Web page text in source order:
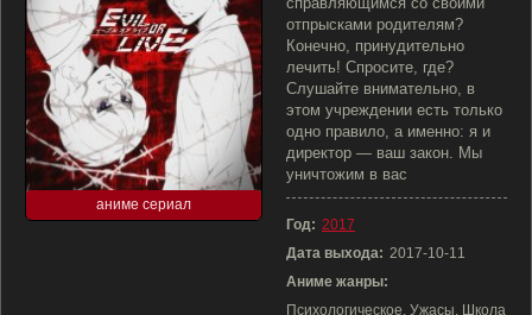
аниме сериал
отпрысками родителям?
Конечно, принудительно
лечить! Спросите, где?
Слушайте внимательно, в
этом учреждении есть только
одно правило, а именно: я и
директор — ваш закон. Мы
уничтожим в вас
Год: 2017
Дата выхода: 2017-10-11
Аниме жанры:
Психологическое, Ужасы, Школа